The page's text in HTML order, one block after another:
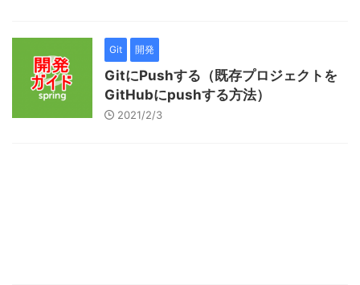
Git 開発
GitにPushする（既存プロジェクトを
GitHubにpushする方法）
2021/2/3